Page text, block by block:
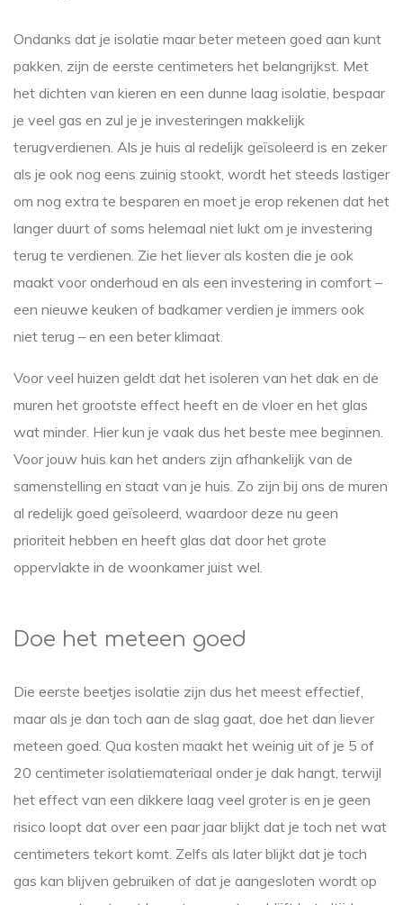
Ondanks dat je isolatie maar beter meteen goed aan kunt
pakken, zijn de eerste centimeters het belangrijkst. Met
het dichten van kieren en een dunne laag isolatie, bespaar
je veel gas en zul je je investeringen makkelijk
terugverdienen. Als je huis al redelijk geïsoleerd is en zeker
als je ook nog eens zuinig stookt, wordt het steeds lastiger
om nog extra te besparen en moet je erop rekenen dat het
langer duurt of soms helemaal niet lukt om je investering
terug te verdienen. Zie het liever als kosten die je ook
maakt voor onderhoud en als een investering in comfort –
een nieuwe keuken of badkamer verdien je immers ook
niet terug – en een beter klimaat.
Voor veel huizen geldt dat het isoleren van het dak en de
muren het grootste effect heeft en de vloer en het glas
wat minder. Hier kun je vaak dus het beste mee beginnen.
Voor jouw huis kan het anders zijn afhankelijk van de
samenstelling en staat van je huis. Zo zijn bij ons de muren
al redelijk goed geïsoleerd, waardoor deze nu geen
prioriteit hebben en heeft glas dat door het grote
oppervlakte in de woonkamer juist wel.
Doe het meteen goed
Die eerste beetjes isolatie zijn dus het meest effectief,
maar als je dan toch aan de slag gaat, doe het dan liever
meteen goed. Qua kosten maakt het weinig uit of je 5 of
20 centimeter isolatiemateriaal onder je dak hangt, terwijl
het effect van een dikkere laag veel groter is en je geen
risico loopt dat over een paar jaar blijkt dat je toch net wat
centimeters tekort komt. Zelfs als later blijkt dat je toch
gas kan blijven gebruiken of dat je aangesloten wordt op